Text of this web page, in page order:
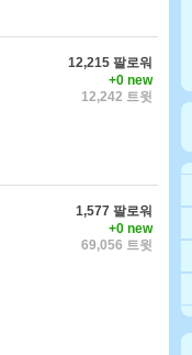
12,215 팔로워
+0 new
12,242 트윗
1,577 팔로워
+0 new
69,056 트윗